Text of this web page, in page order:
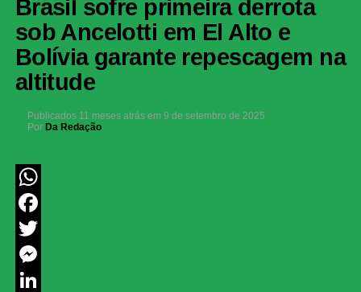
Brasil sofre primeira derrota
sob Ancelotti em El Alto e
Bolívia garante repescagem na
altitude
Publicados 11 meses atrás em 9 de setembro de 2025
Por Da Redação
WhatsApp
Facebook
Twitter
Messenger